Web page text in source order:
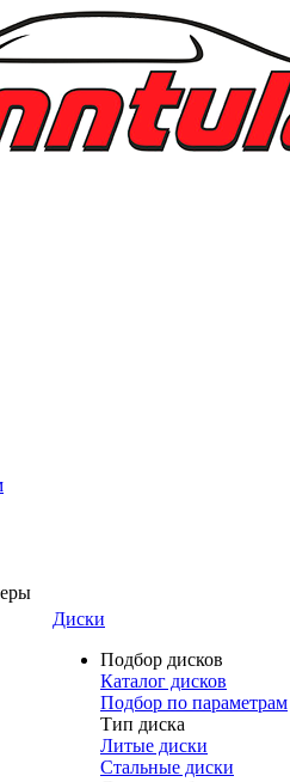
Диски
Подбор дисков
Каталог дисков
Подбор по параметрам
Тип диска
Литые диски
Стальные диски